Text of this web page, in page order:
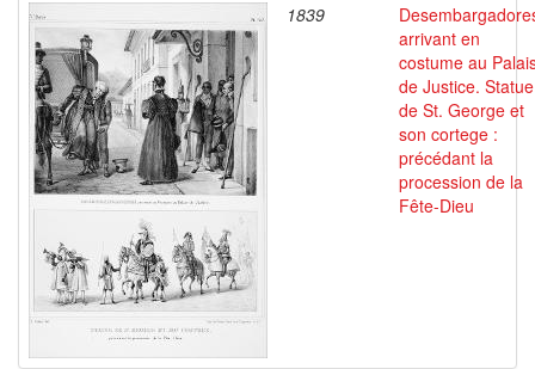
1839
arrivant en
costume au
de Justice. Statue
de St. George et
son cortege :
précédant la
procession de la
Fête-Dieu